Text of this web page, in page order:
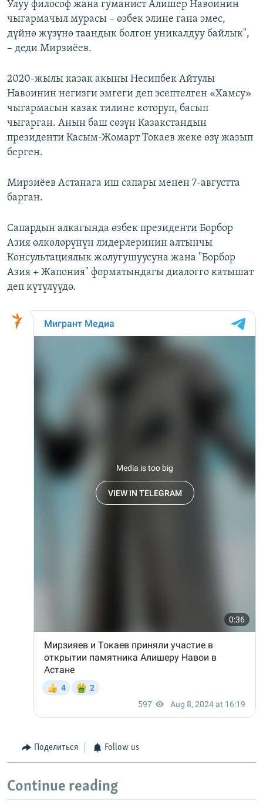
Улуу философ жана гуманист Алишер Навоинин
чыгармачыл мурасы – өзбек элине гана эмес,
дүйнө жүзүнө таандык болгон уникалдуу байлык",
– деди Мирзиёев.
2020-жылы казак акыны Несипбек Айтулы
Навоинин негизги эмгеги деп эсептелген «Хамсу»
чыгармасын казак тилине которуп, басып
чыгарган. Анын баш сөзүн Казакстандын
президенти Касым-Жомарт Токаев жеке өзү жазып
берген.
Мирзиёев Астанага иш сапары менен 7-августта
барган.
Сапардын алкагында өзбек президенти Борбор
Азия өлкөлөрүнүн лидерлеринин алтынчы
Консультациялык жолугушуусуна жана "Борбор
Азия + Жапония" форматындагы диалогго катышат
деп күтүлүүдө.
Поделиться Follow us
Continue reading